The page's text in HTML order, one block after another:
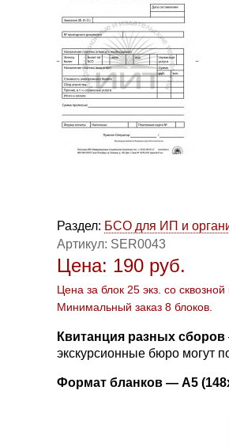
Раздел: БСО для ИП и
Артикул: SER0043
Цена: 190 руб.
Цена за блок 25 экз. со
Минимальный заказ 8 блоков.
Квитанция разных сборов
экскурсионные бюро могут
Формат бланков — A5